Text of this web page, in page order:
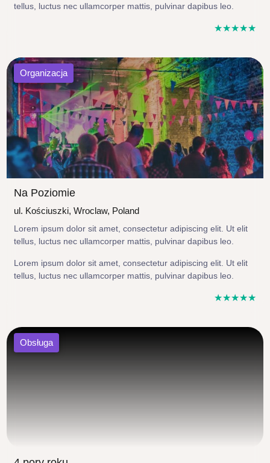
tellus, luctus nec ullamcorper mattis, pulvinar dapibus leo.
☆☆☆☆☆
Organizacja
Na Poziomie
ul. Kościuszki, Wroclaw, Poland
Lorem ipsum dolor sit amet, consectetur adipiscing elit. Ut elit
tellus, luctus nec ullamcorper mattis, pulvinar dapibus leo.
Lorem ipsum dolor sit amet, consectetur adipiscing elit. Ut elit
tellus, luctus nec ullamcorper mattis, pulvinar dapibus leo.
☆☆☆☆☆
Obsługa